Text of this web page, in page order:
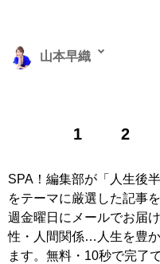
1 2
山本早織
経て、現在は恋愛コンサルタ
の秘訣マガジン 」をLINEで配
「 結婚につながる恋のコンサ
カウント:@yamamotosaori_ ）
記事一覧へ
SPA！編集部が「人生後
をテーマに厳選した記事
週金曜日にメールでお届
性・人間関係…人生を豊
ます。無料・10秒で完了で